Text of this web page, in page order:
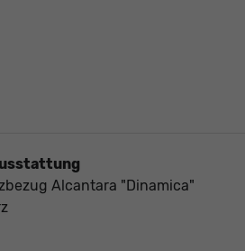
Alcantara "Dinamica"